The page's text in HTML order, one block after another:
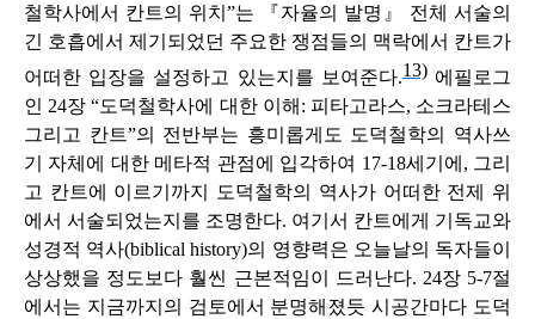
철학사에서 칸트의 위치”는 『자율의 발명』 전체 서술의
긴 호흡에서 제기되었던 주요한 쟁점들의 맥락에서 칸트가
어떠한 입장을 설정하고 있는지를 보여준다.13) 에필로그
인 24장 “도덕철학사에 대한 이해: 피타고라스, 소크라테스
그리고 칸트”의 전반부는 흥미롭게도 도덕철학의 역사쓰
기 자체에 대한 메타적 관점에 입각하여 17-18세기에, 그리
고 칸트에 이르기까지 도덕철학의 역사가 어떠한 전제 위
에서 서술되었는지를 조명한다. 여기서 칸트에게 기독교와
성경적 역사(biblical history)의 영향력은 오늘날의 독자들이
상상했을 정도보다 훨씬 근본적임이 드러난다. 24장 5-7절
에서는 지금까지의 검토에서 분명해졌듯 시공간마다 도덕